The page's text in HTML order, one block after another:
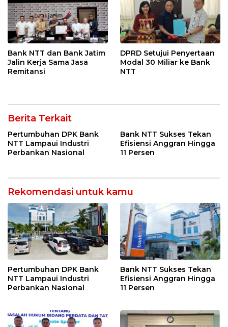
Bank NTT dan Bank Jatim
Jalin Kerja Sama Jasa
Remitansi
DPRD Setujui Penyertaan
Modal 30 Miliar ke Bank
NTT
Berita Terkait
Pertumbuhan DPK Bank
NTT Lampaui Industri
Perbankan Nasional
Bank NTT Sukses Tekan
Efisiensi Anggran Hingga
11 Persen
Rekomendasi untuk kamu
Pertumbuhan DPK Bank
NTT Lampaui Industri
Perbankan Nasional
Bank NTT Sukses Tekan
Efisiensi Anggran Hingga
11 Persen